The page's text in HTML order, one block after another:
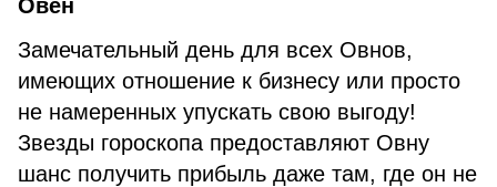
Овен
Замечательный день для всех Овнов,
имеющих отношение к бизнесу или просто
не намеренных упускать свою выгоду!
Звезды гороскопа предоставляют Овну
шанс получить прибыль даже там, где он не